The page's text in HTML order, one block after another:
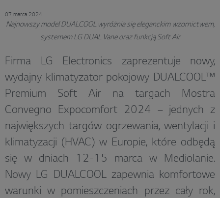
07 marca 2024
Najnowszy model DUALCOOL wyróżnia się eleganckim wzornictwem,
systemem LG DUAL Vane oraz funkcją Soft Air.
Firma LG Electronics zaprezentuje nowy,
wydajny klimatyzator pokojowy DUALCOOL™
Premium Soft Air na targach Mostra
Convegno Expocomfort 2024 – jednych z
największych targów ogrzewania, wentylacji i
klimatyzacji (HVAC) w Europie, które odbędą
się w dniach 12-15 marca w Mediolanie.
Nowy LG DUALCOOL zapewnia komfortowe
warunki w pomieszczeniach przez cały rok,